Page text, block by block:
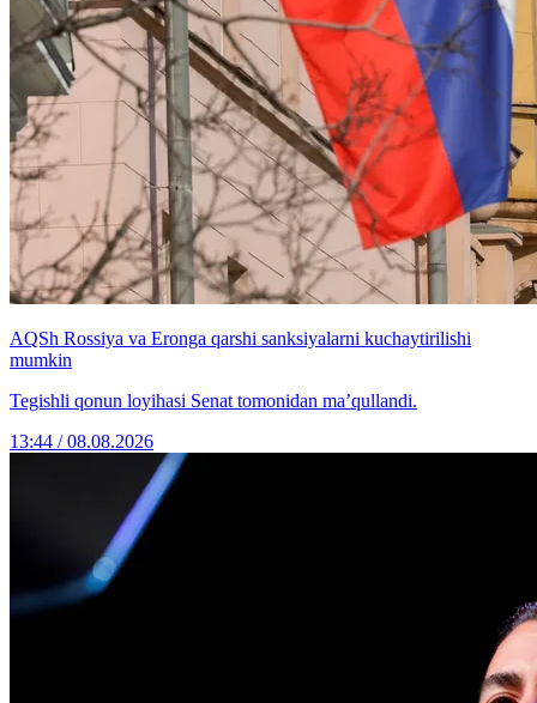
AQSh Rossiya va Eronga qarshi sanksiyalarni kuchaytirilishi
mumkin
Tegishli qonun loyihasi Senat tomonidan ma’qullandi.
13:44 / 08.08.2026